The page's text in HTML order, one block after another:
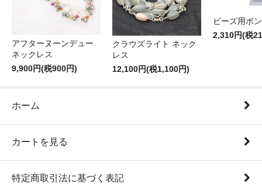
アフターヌーンデュー
ネックレス
9,900円(税900円)
クラウズライト ネック
レス
12,100円(税1,100円)
ビーズ用ボ
2,310円(税
ホーム
カートを見る
特定商取引法に基づく表記